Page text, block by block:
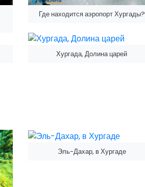
Где находится аэропорт Хургады?
Хургада, Долина царей
Эль-Дахар, в Хургаде